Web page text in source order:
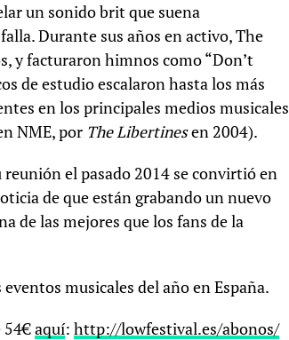
un sonido brit que suena
Durante sus años en activo, The
y facturaron himnos como “Don’t
de estudio escalaron hasta los más
en los principales medios musicales
NME, por The Libertinesen 2004).
el pasado 2014 se convirtió en
de que están grabando un nuevo
de las mejores que los fans de la
musicales del año en España.
54€aquí: http://lowfestival.es/abonos/